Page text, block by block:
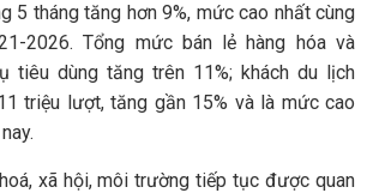
5 tháng tăng hơn 9%, mức cao nhất cùng
2026. Tổng mức bán lẻ hàng hóa và
tiêu dùng tăng trên 11%; khách du lịch
triệu lượt, tăng gần 15% và là mức cao
xã hội, môi trường tiếp tục được quan